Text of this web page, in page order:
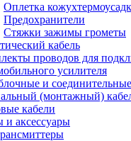
Оплетка
Предохранители
Стяжки зажимы грометы
кабель
проводов для
усилителя
и
(монтажный)
кабели
аксессуары